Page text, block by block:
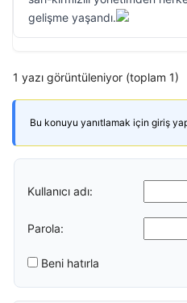
gelişme yaşandı.
1 yazı görüntüleniyor (toplam 1)
Bu konuyu yanıtlamak için giriş
Kullanıcı adı:
Parola:
Beni hatırla